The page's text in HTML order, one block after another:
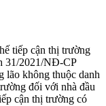
tiếp cận thị trường
31/2021/NĐ-CP
lão không thuộc danh
đối với nhà đầu
cận thị trường có